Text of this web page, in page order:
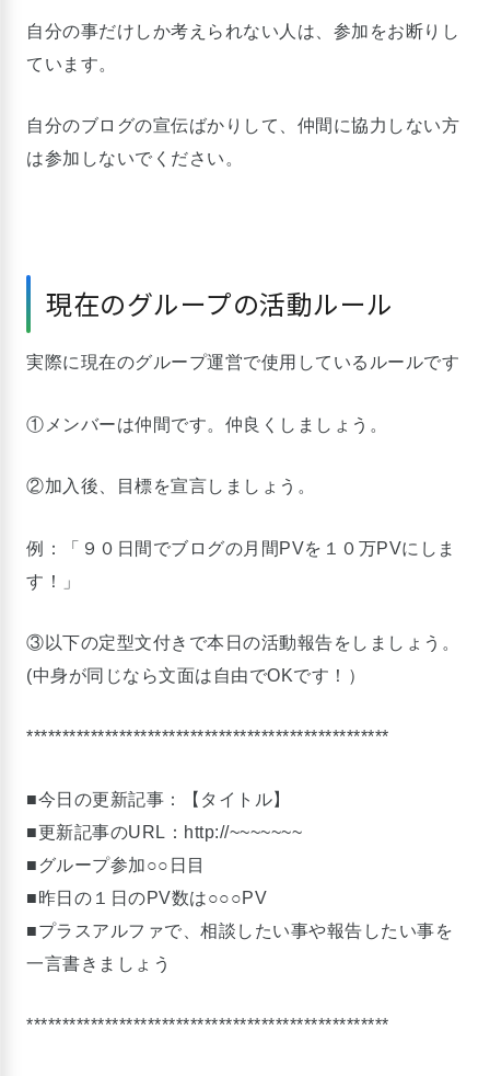
自分の事だけしか考えられない人は、参加をお断りし
ています。
自分のブログの宣伝ばかりして、仲間に協力しない方
は参加しないでください。
現在のグループの活動ルール
実際に現在のグループ運営で使用しているルールです
①メンバーは仲間です。仲良くしましょう。
②加入後、目標を宣言しましょう。
例：「９０日間でブログの月間PVを１０万PVにしま
す！」
③以下の定型文付きで本日の活動報告をしましょう。
(中身が同じなら文面は自由でOKです！）
***************************************************
■今日の更新記事：【タイトル】
■更新記事のURL：http://~~~~~~~
■グループ参加○○日目
■昨日の１日のPV数は○○○PV
■プラスアルファで、相談したい事や報告したい事を
一言書きましょう
***************************************************